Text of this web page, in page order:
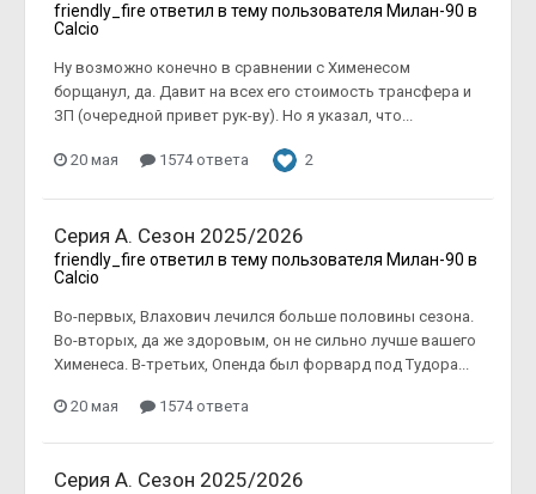
friendly_fire ответил в тему пользователя Милан-90 в
Calcio
Ну возможно конечно в сравнении с Хименесом
борщанул, да. Давит на всех его стоимость трансфера и
ЗП (очередной привет рук-ву). Но я указал, что...
20 мая 1574 ответа 2
Серия А. Сезон 2025/2026
friendly_fire ответил в тему пользователя Милан-90 в
Calcio
Во-первых, Влахович лечился больше половины сезона.
Во-вторых, да же здоровым, он не сильно лучше вашего
Хименеса. В-третьих, Опенда был форвард под Тудора...
20 мая 1574 ответа
Серия А. Сезон 2025/2026